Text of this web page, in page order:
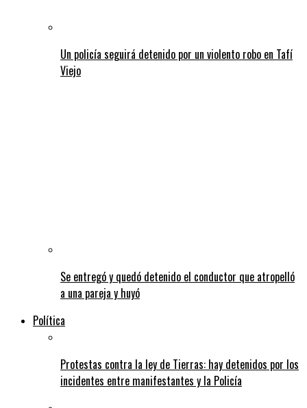
Un policía seguirá detenido por un violento robo en Tafí
Viejo
Se entregó y quedó detenido el conductor que atropelló
a una pareja y huyó
Política
Protestas contra la ley de Tierras: hay detenidos por los
incidentes entre manifestantes y la Policía